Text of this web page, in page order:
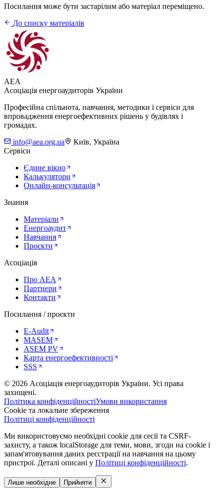
Посилання може бути застарілим або матеріал переміщено.
До списку матеріалів
AEA
Асоціація енергоаудиторів України
Професійна спільнота, навчання, методики і сервіси для
впровадження енергоефективних рішень у будівлях і
громадах.
info@aea.org.ua
Київ, Україна
Сервіси
Єдине вікно
Калькулятори
Онлайн-консультація
Знання
Матеріали
Енергоаудит
Навчання
Проєкти
Асоціація
Про AEA
Партнери
Контакти
Посилання / проєкти
E-Audit
MASEM
ASEM PV
Карта енергоефективності
SSS
© 2026 Асоціація енергоаудиторів України. Усі права
захищені.
Політика конфіденційностіУмови використання
Cookie та локальне збереження
Політиці конфіденційності
Ми використовуємо необхідні cookie для сесії та CSRF-
захисту, а також localStorage для теми, мови, згоди на cookie і
запам'ятовування даних реєстрації на навчання на цьому
пристрої. Деталі описані у Політиці конфіденційності.
Лише необхідне Прийняти